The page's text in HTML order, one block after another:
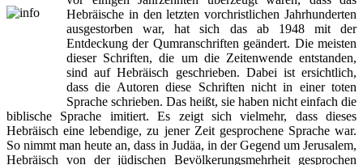
Hebräische in den letzten vorchristlichen Jahrhunderten
ausgestorben war, hat sich das ab 1948 mit der
Entdeckung der Qumranschriften geändert. Die meisten
dieser Schriften, die um die Zeitenwende entstanden,
sind auf Hebräisch geschrieben. Dabei ist ersichtlich,
dass die Autoren diese Schriften nicht in einer toten
Sprache schrieben. Das heißt, sie haben nicht einfach die
biblische Sprache imitiert. Es zeigt sich vielmehr, dass dieses
Hebräisch eine lebendige, zu jener Zeit gesprochene Sprache war.
So nimmt man heute an, dass in Judäa, in der Gegend um Jerusalem,
Hebräisch von der jüdischen Bevölkerungsmehrheit gesprochen